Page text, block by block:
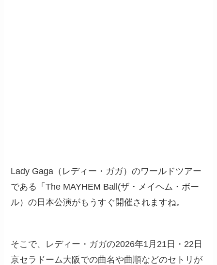
Lady Gaga（レディー・ガガ）のワールドツアー
である「The MAYHEM Ball(ザ・メイヘム・ボー
ル）の日本公演がもうすぐ開催されますね。
そこで、レディー・ガガの2026年1月21日・22日
京セラドーム大阪での曲名や曲順などのセトリが